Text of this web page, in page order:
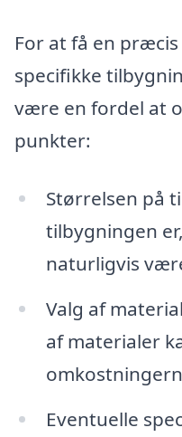
For at få en
specifikke
være en fordel at
punkter:
Størrelsen på
tilbygningen
naturligvis
Valg af
af materialer
Eventuelle